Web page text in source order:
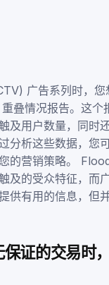
广告系列时，您
叠情况报告。这个
及用户数量，同时
分析这些数据，您
的营销策略。
及的受众特征，而
供有用的信息，但
证的交易时